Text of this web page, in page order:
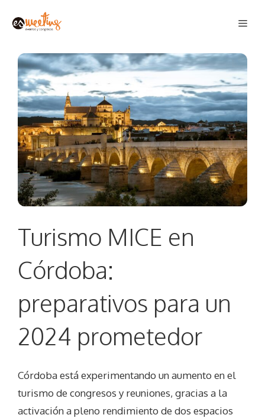
Turismo MICE en
Córdoba:
preparativos para un
2024 prometedor
Córdoba está experimentando un aumento en el
turismo de congresos y reuniones, gracias a la
activación a pleno rendimiento de dos espacios